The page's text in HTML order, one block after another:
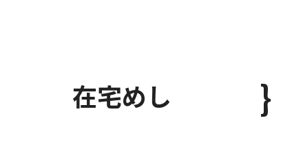
在宅めし